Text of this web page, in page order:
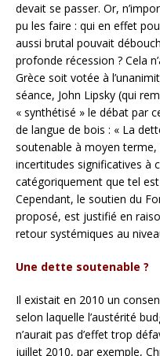
devait se passer. Or,
pu les faire : qui en effet
aussi brutal pouvait
profonde récession ? Cela
Grèce soit votée à
séance, John Lipsky (qui
« synthétisé » le débat par
de langue de bois : « La
soutenable à moyen
incertitudes significatives à
catégoriquement que tel
Cependant, le soutien du
proposé, est justifié en
retour systémiques au
Une dette soutenable ?
Il existait en 2010 un
selon laquelle l’austérité
n’aurait pas d’effet trop
juillet 2010, par exemple,